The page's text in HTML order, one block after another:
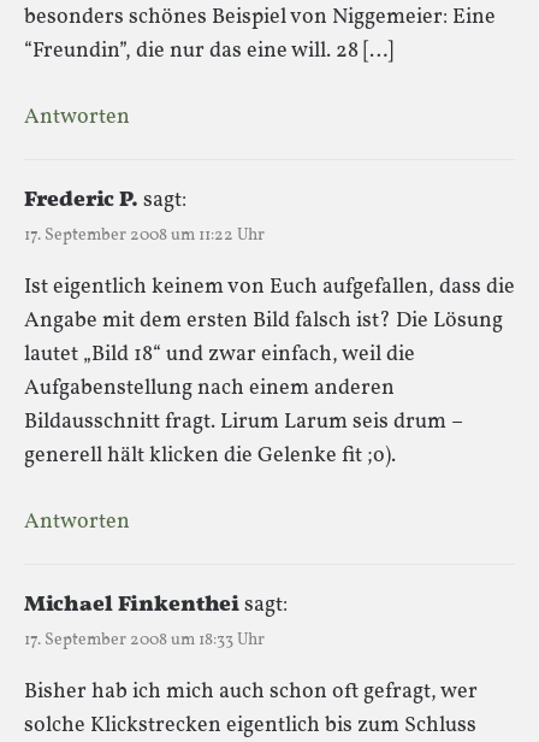
besonders schönes Beispiel von Niggemeier: Eine
“Freundin”, die nur das eine will. 28 […]
Antworten
Frederic P. sagt:
17. September 2008 um 11:22 Uhr
Ist eigentlich keinem von Euch aufgefallen, dass die
Angabe mit dem ersten Bild falsch ist? Die Lösung
lautet „Bild 18“ und zwar einfach, weil die
Aufgabenstellung nach einem anderen
Bildausschnitt fragt. Lirum Larum seis drum –
generell hält klicken die Gelenke fit ;o).
Antworten
Michael Finkentheisagt:
17. September 2008 um 18:33 Uhr
Bisher hab ich mich auch schon oft gefragt, wer
solche Klickstrecken eigentlich bis zum Schluss